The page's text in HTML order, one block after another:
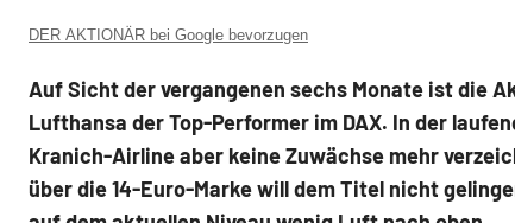
DER AKTIONÄR bei Google bevorzugen
Auf Sicht der vergangenen sechs Monate ist die
Lufthansa der Top-Performer im DAX. In der
Kranich-Airline aber keine Zuwächse mehr
über die 14-Euro-Marke will dem Titel nicht